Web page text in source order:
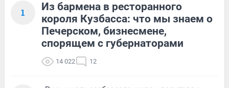
1
Из бармена в ресторанного
короля Кузбасса: что мы знаем о
Печерском, бизнесмене,
спорящем с губернаторами
14 022 12